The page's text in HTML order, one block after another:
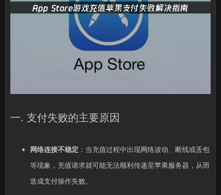
一. 支付失败的主要原因
网络连接不稳定 ：当充值过程中出现网络波动、断线或丢包
等现象，充值请求就可能无法顺利传递至苹果服务器，从而
造成支付操作失败。